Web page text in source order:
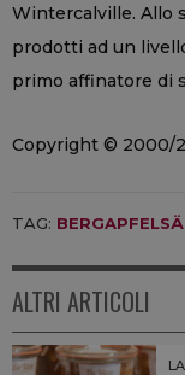
Wintercalville. Allo
prodotti ad un
primo affinatore di
Copyright © 2000/
TAG:
ALTRI ARTICOLI